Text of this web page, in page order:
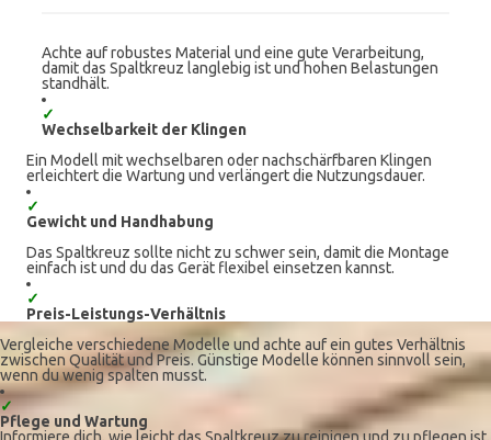
Achte auf robustes Material und eine gute Verarbeitung,
damit das Spaltkreuz langlebig ist und hohen Belastungen
standhält.
✓
Wechselbarkeit der Klingen
Ein Modell mit wechselbaren oder nachschärfbaren Klingen
erleichtert die Wartung und verlängert die Nutzungsdauer.
✓
Gewicht und Handhabung
Das Spaltkreuz sollte nicht zu schwer sein, damit die Montage
einfach ist und du das Gerät flexibel einsetzen kannst.
✓
Preis-Leistungs-Verhältnis
Vergleiche verschiedene Modelle und achte auf ein gutes Verhältnis
zwischen Qualität und Preis. Günstige Modelle können sinnvoll sein,
wenn du wenig spalten musst.
✓
Pflege und Wartung